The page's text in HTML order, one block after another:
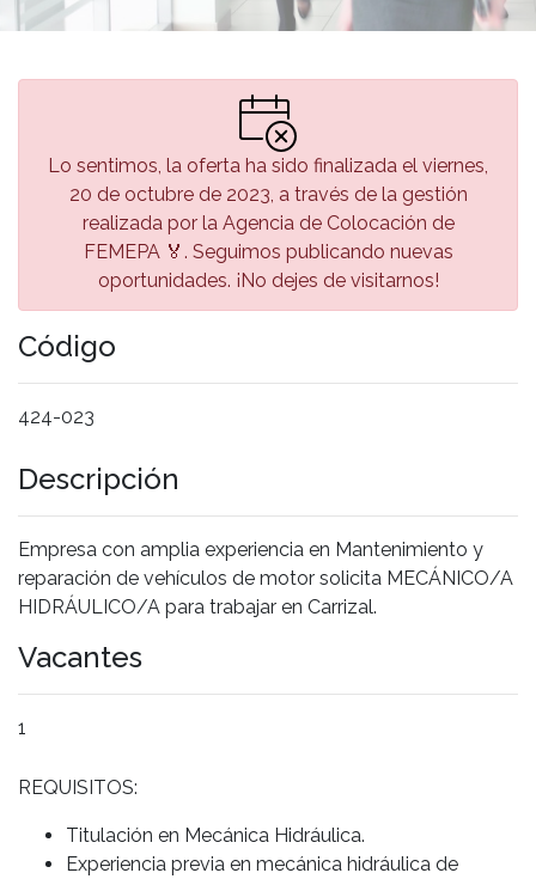
Lo sentimos, la oferta ha sido finalizada el viernes,
20 de octubre de 2023, a través de la gestión
realizada por la Agencia de Colocación de
FEMEPA 🏅. Seguimos publicando nuevas
oportunidades. ¡No dejes de visitarnos!
Código
424-023
Descripción
Empresa con amplia experiencia en Mantenimiento y
reparación de vehículos de motor solicita MECÁNICO/A
HIDRÁULICO/A para trabajar en Carrizal.
Vacantes
1
REQUISITOS:
Titulación en Mecánica Hidráulica.
Experiencia previa en mecánica hidráulica de